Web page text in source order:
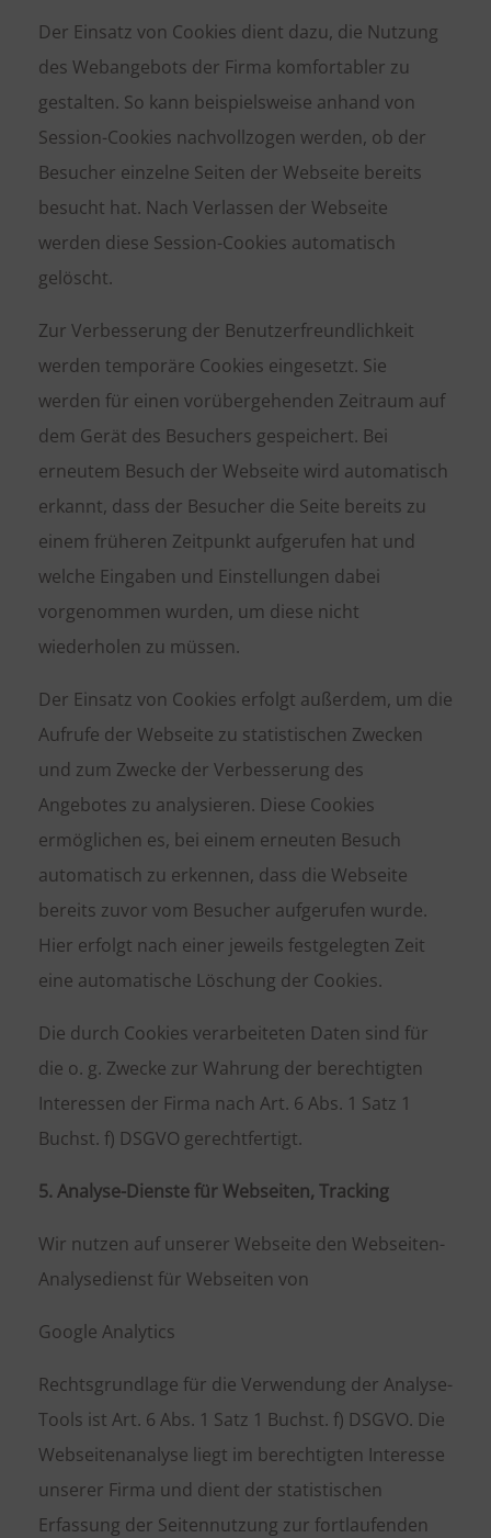
Der Einsatz von Cookies dient dazu, die Nutzung
des Webangebots der Firma komfortabler zu
gestalten. So kann beispielsweise anhand von
Session-Cookies nachvollzogen werden, ob der
Besucher einzelne Seiten der Webseite bereits
besucht hat. Nach Verlassen der Webseite
werden diese Session-Cookies automatisch
gelöscht.
Zur Verbesserung der Benutzerfreundlichkeit
werden temporäre Cookies eingesetzt. Sie
werden für einen vorübergehenden Zeitraum auf
dem Gerät des Besuchers gespeichert. Bei
erneutem Besuch der Webseite wird automatisch
erkannt, dass der Besucher die Seite bereits zu
einem früheren Zeitpunkt aufgerufen hat und
welche Eingaben und Einstellungen dabei
vorgenommen wurden, um diese nicht
wiederholen zu müssen.
Der Einsatz von Cookies erfolgt außerdem, um die
Aufrufe der Webseite zu statistischen Zwecken
und zum Zwecke der Verbesserung des
Angebotes zu analysieren. Diese Cookies
ermöglichen es, bei einem erneuten Besuch
automatisch zu erkennen, dass die Webseite
bereits zuvor vom Besucher aufgerufen wurde.
Hier erfolgt nach einer jeweils festgelegten Zeit
eine automatische Löschung der Cookies.
Die durch Cookies verarbeiteten Daten sind für
die o. g. Zwecke zur Wahrung der berechtigten
Interessen der Firma nach Art. 6 Abs. 1 Satz 1
Buchst. f) DSGVO gerechtfertigt.
5. Analyse-Dienste für Webseiten, Tracking
Wir nutzen auf unserer Webseite den Webseiten-
Analysedienst für Webseiten von
Google Analytics
Rechtsgrundlage für die Verwendung der Analyse-
Tools ist Art. 6 Abs. 1 Satz 1 Buchst. f) DSGVO. Die
Webseitenanalyse liegt im berechtigten Interesse
unserer Firma und dient der statistischen
Erfassung der Seitennutzung zur fortlaufenden